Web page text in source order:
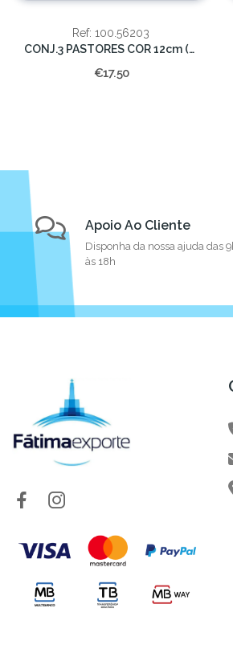
Ref: 100.56203
CONJ.3 PASTORES COR 12cm (12)
€17.50
Apoio Ao Cliente
Disponha da nossa ajuda das
às 18h